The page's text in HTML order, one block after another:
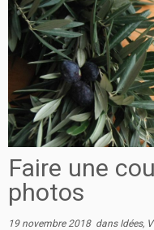
Faire une
photos
19 novembre 2018dans Idées,